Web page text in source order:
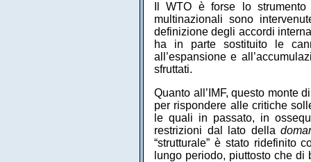
Il WTO è forse lo
multinazionali sono
definizione degli accordi
ha in parte sostituito le
all’espansione e
sfruttati.
Quanto all’IMF, questo monte
per rispondere alle critiche
le quali in passato, in
restrizioni dal lato della
“strutturale” è stato ridefinito
lungo periodo, piuttosto che